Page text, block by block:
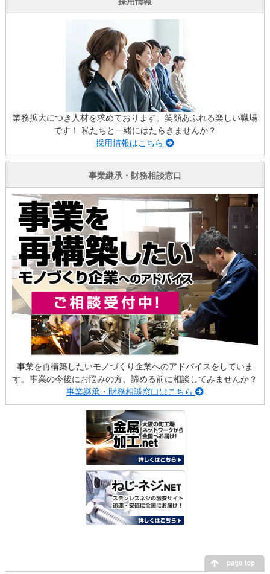
業務拡大につき人材を求めております。笑顔あふれる楽しい職場
です！ 私たちと一緒にはたらきませんか？
採用情報はこちら
事業継承・財務相談窓口
事業を再構築したいモノづくり企業へのアドバイスをしていま
す。事業の今後にお悩みの方、諦める前に相談してみませんか？
事業継承・財務相談窓口はこちら